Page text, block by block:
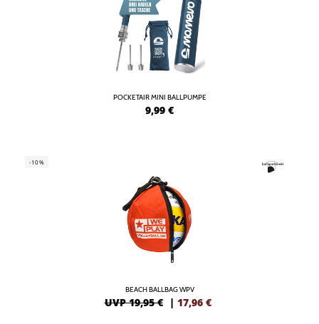
POCKETAIR MINI BALLPUMPE
9,99 €
-10%
BEACH BALLBAG WPV
UVP 19,95 € | 17,96 €